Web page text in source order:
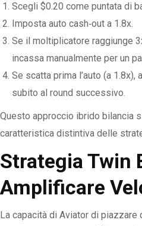
Scegli $0.20 come puntata di
Imposta auto cash‑out a 1.8x.
Se il moltiplicatore raggiunge
incassa manualmente per un
Se scatta prima l’auto (a
subito al round successivo.
Questo approccio ibrido bilancia
caratteristica distintiva delle
Strategia Twin
Amplificare
La capacità di Aviator di piazzare